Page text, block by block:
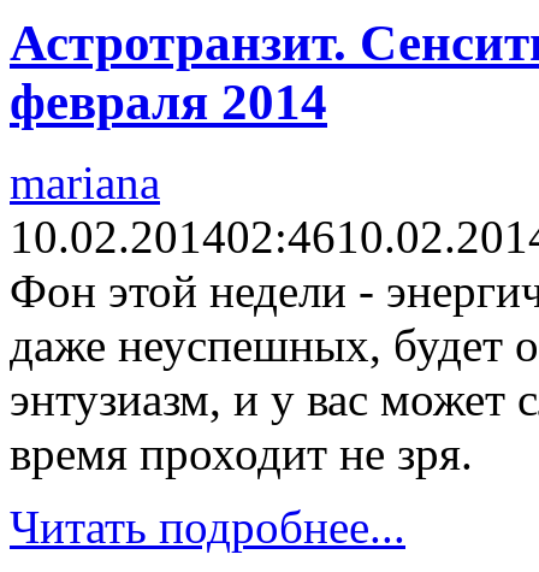
Астротранзит.
февраля 2014
mariana
10.02.201402:46
Фон этой недели -
даже неуспешных, будет
энтузиазм, и у вас может
время проходит не зря.
Читать подробнее...